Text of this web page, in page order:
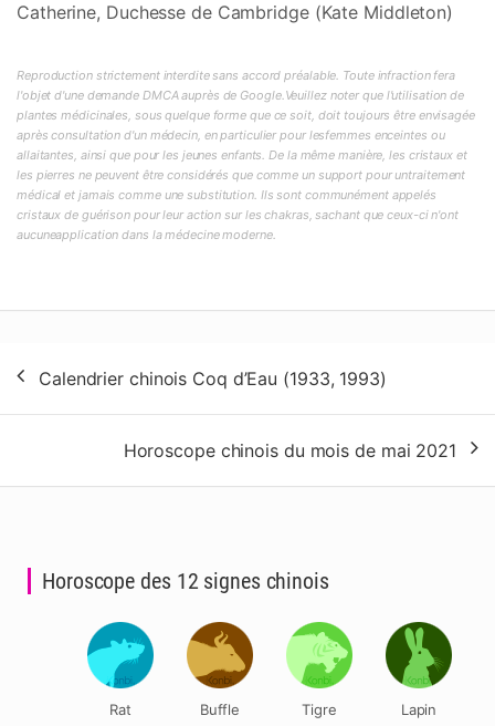
Catherine, Duchesse de Cambridge (Kate Middleton)
Reproduction strictement interdite sans accord préalable. Toute infraction fera
l'objet d'une demande DMCA auprès de Google.Veuillez noter que l'utilisation de
plantes médicinales, sous quelque forme que ce soit, doit toujours être envisagée
après consultation d'un médecin, en particulier pour lesfemmes enceintes ou
allaitantes, ainsi que pour les jeunes enfants. De la même manière, les cristaux et
les pierres ne peuvent être considérés que comme un support pour untraitement
médical et jamais comme une substitution. Ils sont communément appelés
cristaux de guérison pour leur action sur les chakras, sachant que ceux-ci n'ont
aucuneapplication dans la médecine moderne.
de
l’article
Calendrier chinois Coq d’Eau (1933, 1993)
Horoscope chinois du mois de mai 2021
Horoscope des 12 signes chinois
Rat Buffle Tigre Lapin